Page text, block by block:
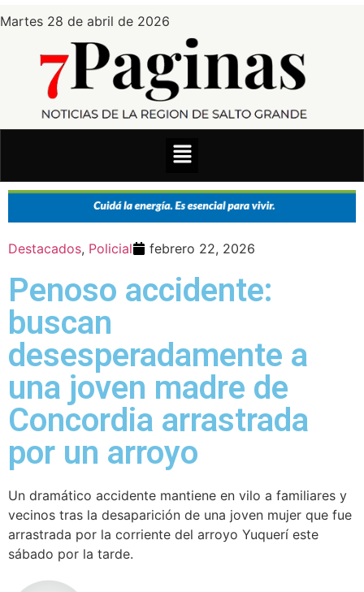
Martes 28 de abril de 2026
Destacados, Policial febrero 22, 2026
Penoso accidente:
buscan
desesperadamente a
una joven madre de
Concordia arrastrada
por un arroyo
Un dramático accidente mantiene en vilo a familiares y
vecinos tras la desaparición de una joven mujer que fue
arrastrada por la corriente del arroyo Yuquerí este
sábado por la tarde.